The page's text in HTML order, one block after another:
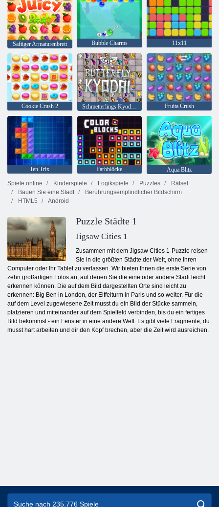
Saftiger Armaturenbrett Bubble Charms 11x11
Cookie Crush 2 Schmetterlings Kyodai HD Fruita Crush
Ten Trix Farbblöcke
Aqua Blitz
Spiele online
Kinderspiele Logikspiele Puzzles
Rätsel
Bauen Sie eine Stadt
Berührungsempfindlicher Bildschirm
HTML5
Android
Puzzle Städte 1
Jigsaw Cities 1
Zusammen mit dem Jigsaw Cities 1-Puzzle reisen
Sie in die größten Städte der Welt, ohne Ihren
Computer oder Ihr Tablet zu verlassen. Wir bieten Ihnen die erste Serie von
zehn großartigen Fotos an, auf denen Sie die eine oder andere Stadt leicht
erkennen können. Die auf dem Bild dargestellten Orte sind leicht zu
erkennen: Big Ben in London, der Eiffelturm in Paris und so weiter. Für die
auf dem Level zugewiesene Zeit musst du ein Bild der Stücke sammeln,
platzieren und miteinander auf dem Spielfeld verbinden, bis du ein fertiges
Bild bekommst - ein Fenster in eine andere Welt. Es gibt viele Fragmente, du
musst hart arbeiten und dir den Kopf brechen, aber die Zeit wird ausreichen.